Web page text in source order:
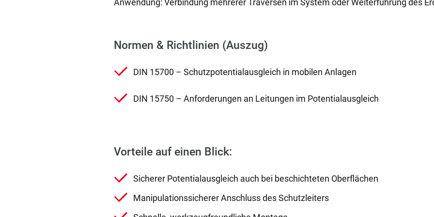
Anwendung: Verbindung mehrerer Traversen im System oder Weiterführung des
Normen & Richtlinien (Auszug)
DIN 15700 – Schutzpotentialausgleich in mobilen Anlagen
DIN 15750 – Anforderungen an Leitungen im Potentialausgleich
Vorteile auf einen Blick:
Sicherer Potentialausgleich auch bei beschichteten Oberflächen
Manipulationssicherer Anschluss des Schutzleiters